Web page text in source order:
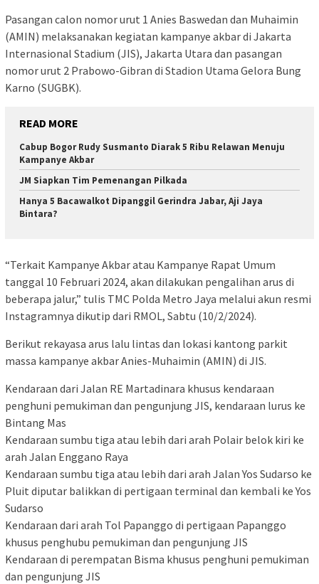
Pasangan calon nomor urut 1 Anies Baswedan dan Muhaimin
(AMIN) melaksanakan kegiatan kampanye akbar di Jakarta
Internasional Stadium (JIS), Jakarta Utara dan pasangan
nomor urut 2 Prabowo-Gibran di Stadion Utama Gelora Bung
Karno (SUGBK).
READ MORE
Cabup Bogor Rudy Susmanto Diarak 5 Ribu Relawan Menuju
Kampanye Akbar
JM Siapkan Tim Pemenangan Pilkada
Hanya 5 Bacawalkot Dipanggil Gerindra Jabar, Aji Jaya
Bintara?
“Terkait Kampanye Akbar atau Kampanye Rapat Umum
tanggal 10 Februari 2024, akan dilakukan pengalihan arus di
beberapa jalur,” tulis TMC Polda Metro Jaya melalui akun resmi
Instagramnya dikutip dari RMOL, Sabtu (10/2/2024).
Berikut rekayasa arus lalu lintas dan lokasi kantong parkit
massa kampanye akbar Anies-Muhaimin (AMIN) di JIS.
Kendaraan dari Jalan RE Martadinara khusus kendaraan
penghuni pemukiman dan pengunjung JIS, kendaraan lurus ke
Bintang Mas
Kendaraan sumbu tiga atau lebih dari arah Polair belok kiri ke
arah Jalan Enggano Raya
Kendaraan sumbu tiga atau lebih dari arah Jalan Yos Sudarso ke
Pluit diputar balikkan di pertigaan terminal dan kembali ke Yos
Sudarso
Kendaraan dari arah Tol Papanggo di pertigaan Papanggo
khusus penghubu pemukiman dan pengunjung JIS
Kendaraan di perempatan Bisma khusus penghuni pemukiman
dan pengunjung JIS